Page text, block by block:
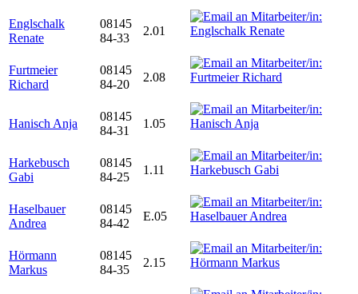
Englschalk
Renate
08145
84-33
2.01
Furtmeier
Richard
08145
84-20
2.08
Hanisch Anja
08145
84-31
1.05
Harkebusch
Gabi
08145
84-25
1.11
Haselbauer
Andrea
08145
84-42
E.05
Hörmann
Markus
08145
84-35
2.15